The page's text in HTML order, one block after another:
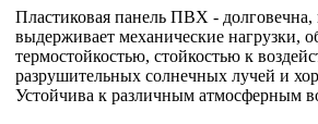
Пластиковая панель ПВХ - долговечна,
выдерживает механические нагрузки,
термостойкостью, стойкостью к
разрушительных солнечных лучей и
Устойчива к различным атмосферным